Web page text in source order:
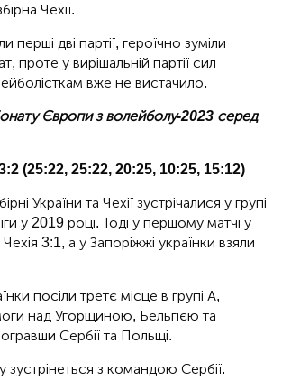
Чехії.
перші дві партії, героїчно зуміли
проте у вирішальній партії сил
вже не вистачило.
Європи з волейболу-2023 серед
3:2 (25:22, 25:22, 20:25, 10:25, 15:12)
України та Чехії зустрічалися у групі
у 2019 році. Тоді у першому матчі у
3:1, а у Запоріжжі українки взяли
посіли третє місце в групі А,
над Угорщиною, Бельгією та
Сербії та Польщі.
зустрінеться з командою Сербії.